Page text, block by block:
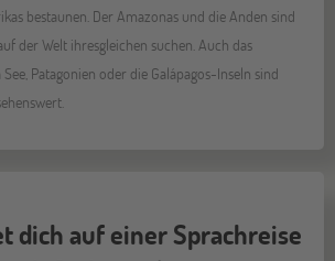
bestaunen. Der Amazonas und die Anden sind
der Welt ihresgleichen suchen. Auch das
Patagonien oder die Galápagos-Inseln sind
dich auf einer Sprachreise